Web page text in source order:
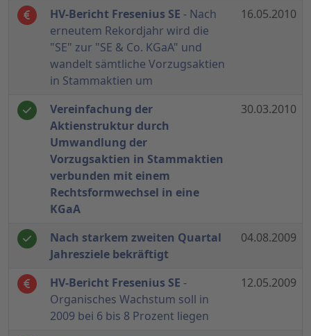
HV-Bericht Fresenius SE - Nach
erneutem Rekordjahr wird die
"SE" zur "SE & Co. KGaA" und
wandelt sämtliche Vorzugsaktien
in Stammaktien um
16.05.2010
Vereinfachung der
Aktienstruktur durch
Umwandlung der
Vorzugsaktien in Stammaktien
verbunden mit einem
Rechtsformwechsel in eine
KGaA
30.03.2010
Nach starkem zweiten Quartal
Jahresziele bekräftigt
04.08.2009
HV-Bericht Fresenius SE -
Organisches Wachstum soll in
2009 bei 6 bis 8 Prozent liegen
12.05.2009